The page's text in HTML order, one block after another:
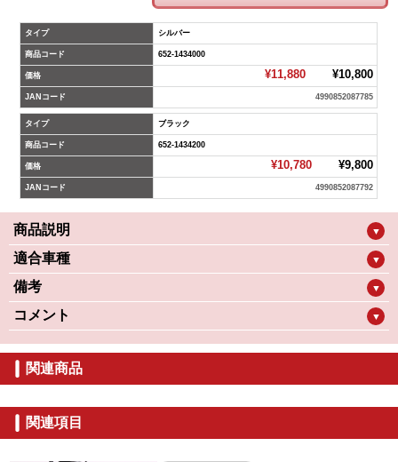
タイプ シルバー
商品コード 652-1434000
価格 ¥11,880¥10,800
JANコード 4990852087785
タイプ ブラック
商品コード 652-1434200
価格 ¥10,780¥9,800
JANコード 4990852087792
商品説明 ▼
適合車種 ▼
備考 ▼
コメント ▼
関連商品
関連項目